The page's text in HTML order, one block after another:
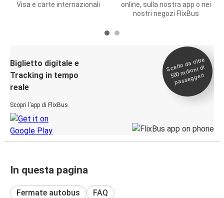
Visa e carte internazionali
online, sulla nostra app o nei
nostri negozi FlixBus
Biglietto digitale e
Tracking in tempo
reale
Scopri l’app di FlixBus
Scelto da oltre
500
milioni di
passeggeri
In questa pagina
Fermate autobus FAQ